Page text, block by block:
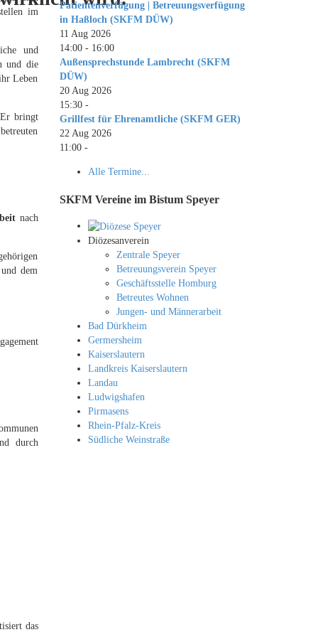
im
und
und die
Leben
Er bringt
nach
dem
durch
das
Patientenverfügung | Betreuungsverfügung
in Haßloch (SKFM DÜW)
11 Aug 2026
14:00- 16:00
Außensprechstunde Lambrecht (SKFM
DÜW)
20 Aug 2026
15:30-
Grillfest für Ehrenamtliche (SKFM GER)
22 Aug 2026
11:00-
Alle Termine...
SKFM Vereine im Bistum Speyer
Diözesanverein
Zentrale Speyer
Betreuungsverein Speyer
Geschäftsstelle Homburg
Betreutes Wohnen
Jungen- und Männerarbeit
Bad Dürkheim
Germersheim
Kaiserslautern
Landkreis Kaiserslautern
Landau
Ludwigshafen
Pirmasens
Rhein-Pfalz-Kreis
Südliche Weinstraße